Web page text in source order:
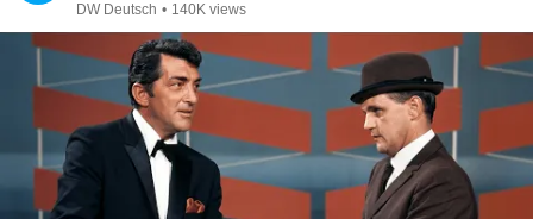
DW Deutsch • 140K views